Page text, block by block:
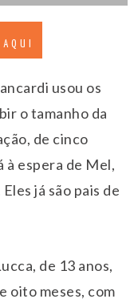
usou os
o tamanho da
de cinco
à espera de Mel,
já são pais de
de 13 anos,
oito meses, com